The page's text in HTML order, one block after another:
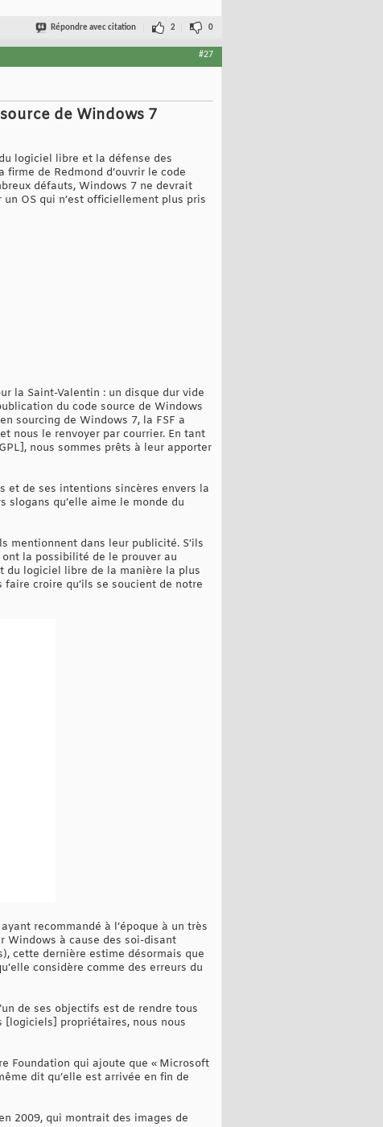
Répondre avec citation 2 0
#27
de Windows 7
logiciel libre et la défense des
de Redmond d’ouvrir le code
défauts, Windows 7 ne devrait
OS qui n’est officiellement plus pris
la Saint-Valentin : un disque dur vide
du code source de Windows
sourcing de Windows 7, la FSF a
nous le renvoyer par courrier. En tant
nous sommes prêts à leur apporter
et de ses intentions sincères envers la
slogans qu’elle aime le monde du
mentionnent dans leur publicité. S’ils
la possibilité de le prouver au
du logiciel libre de la manière la plus
croire qu’ils se soucient de notre
recommandé à l’époque à un très
Windows à cause des soi-disant
cette dernière estime désormais que
considère comme des erreurs du
de ses objectifs est de rendre tous
[logiciels] propriétaires, nous nous
Foundation qui ajoute que « Microsoft
dit qu’elle est arrivée en fin de
2009, qui montrait des images de